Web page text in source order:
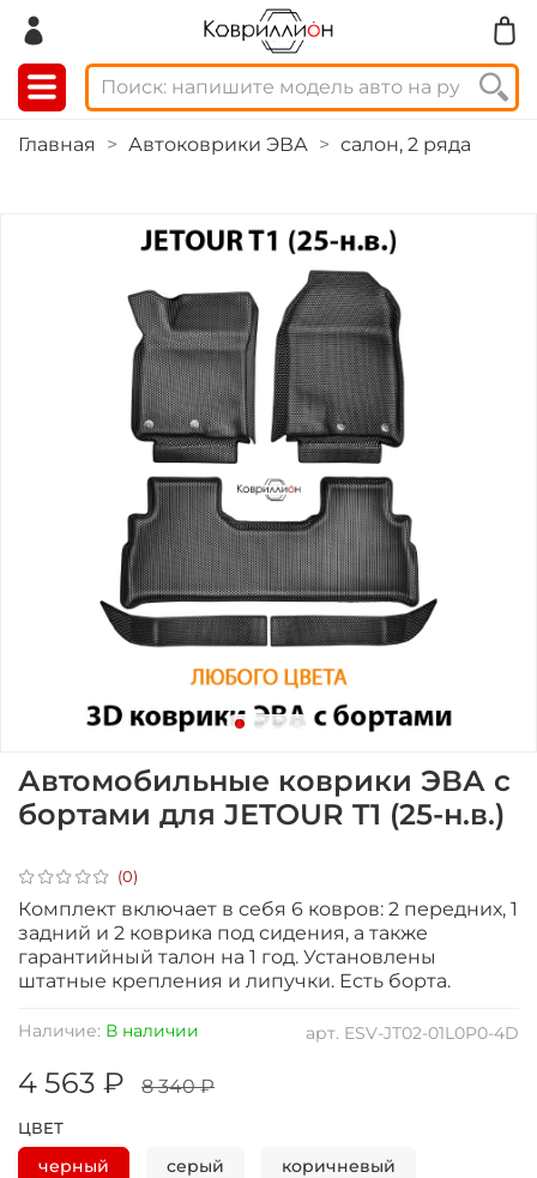
Главная Автоковрики ЭВА салон, 2 ряда
(0)
арт. ESV-JT02-01L0P0-4D
Наличие: В наличии
Автомобильные коврики ЭВА с
бортами для JETOUR T1 (25-н.в.)
4 563 ₽ 8 340 ₽
ЦВЕТ
черный серый коричневый
Комплект включает в себя 6 ковров: 2 передних, 1
задний и 2 коврика под сидения, а также
гарантийный талон на 1 год. Установлены
штатные крепления и липучки. Есть борта.